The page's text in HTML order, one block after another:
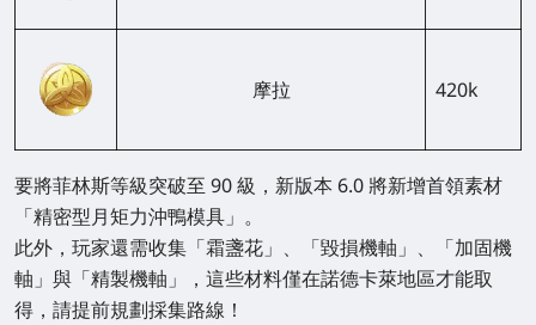
摩拉 420k
要將菲林斯等級突破至 90 級，新版本 6.0 將新增首領素材
「精密型月矩力沖鴨模具」 。
此外，玩家還需收集「霜盞花」、「毀損機軸」、「加固機
軸」與「精製機軸」，這些材料僅在諾德卡萊地區才能取
得，請提前規劃採集路線！